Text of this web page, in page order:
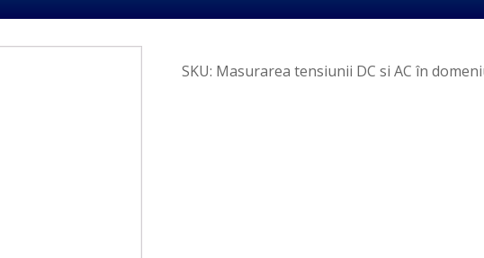
SKU: Masurarea tensiunii DC si AC în